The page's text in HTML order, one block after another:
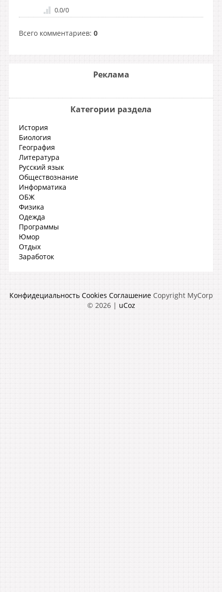
0.0/0
Всего комментариев: 0
Реклама
Категории раздела
История
Биология
География
Литература
Русский язык
Обществознание
Информатика
ОБЖ
Физика
Одежда
Программы
Юмор
Отдых
Заработок
Конфидециальность Cookies Соглашение Copyright MyCorp
© 2026| uCoz